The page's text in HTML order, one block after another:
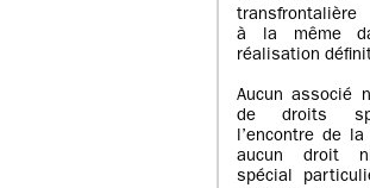
transfrontalière
à la même
réalisation
Aucun associé
de droits
l’encontre de
aucun droit
spécial